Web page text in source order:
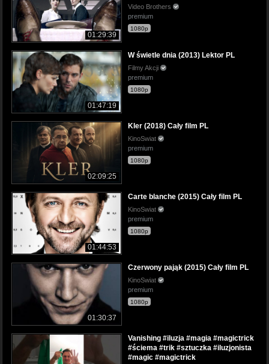
01:29:39
Video Brothers
premium
1080p
01:47:19
W świetle dnia (2013) Lektor PL
Filmy Akcji
premium
1080p
02:09:25
Kler (2018) Cały film PL
KinoSwiat
premium
1080p
01:44:53
Carte blanche (2015) Cały film PL
KinoSwiat
premium
1080p
01:30:37
Czerwony pająk (2015) Cały film PL
KinoSwiat
premium
1080p
Vanishing #iluzja #magia #magictrick
#ściema #trik #sztuczka #iluzjonista
#magic #magictrick